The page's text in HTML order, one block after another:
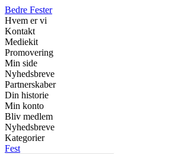
Bedre Fester
Hvem er vi
Kontakt
Mediekit
Promovering
Min side
Nyhedsbreve
Partnerskaber
Din historie
Min konto
Bliv medlem
Nyhedsbreve
Kategorier
Fest